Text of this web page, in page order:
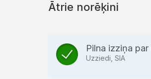
Ātrie norēķini
Pilna izziņa
Uzziedi, SIA